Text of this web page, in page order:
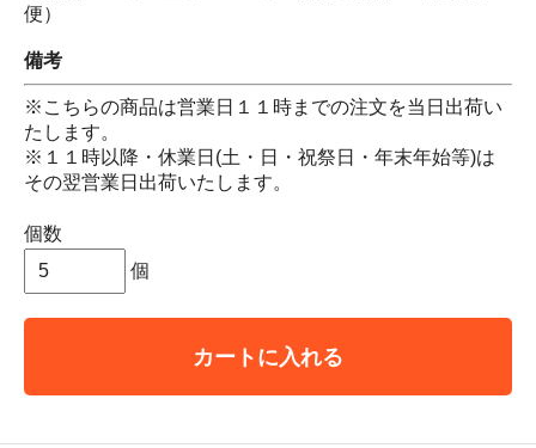
便）
備考
※こちらの商品は営業日１１時までの注文を当日出荷い
たします。
※１１時以降・休業日(土・日・祝祭日・年末年始等)は
その翌営業日出荷いたします。
個数
個
カートに入れる